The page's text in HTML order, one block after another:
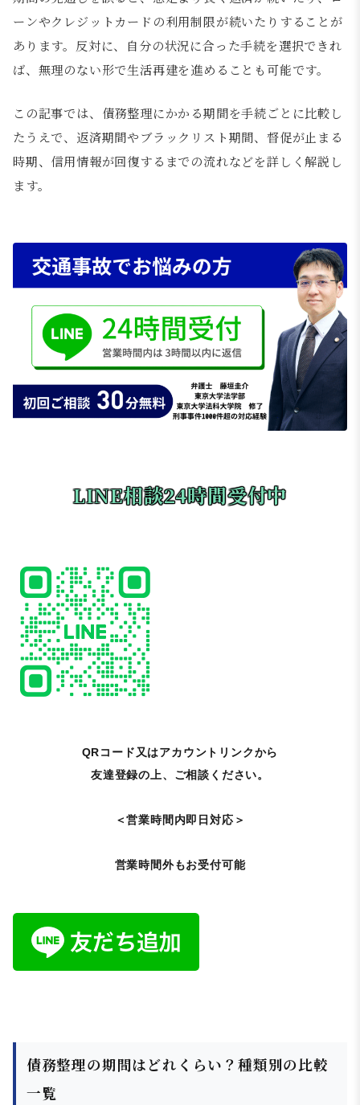
ーンやクレジットカードの利用制限が続いたりすることが
あります。反対に、自分の状況に合った手続を選択できれ
ば、無理のない形で生活再建を進めることも可能です。
この記事では、債務整理にかかる期間を手続ごとに比較し
たうえで、返済期間やブラックリスト期間、督促が止まる
時期、信用情報が回復するまでの流れなどを詳しく解説し
ます。
LINE相談24時間受付中
QRコード又はアカウントリンクから
友達登録の上、ご相談ください。
＜営業時間内即日対応＞
営業時間外もお受付可能
債務整理の期間はどれくらい？種類別の比較
一覧